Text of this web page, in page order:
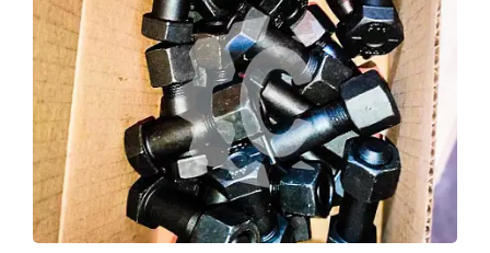
Контакты
3D тур по производству
3D тур по складам
sksale@skdst.ru
+7 (499) 394-50-93